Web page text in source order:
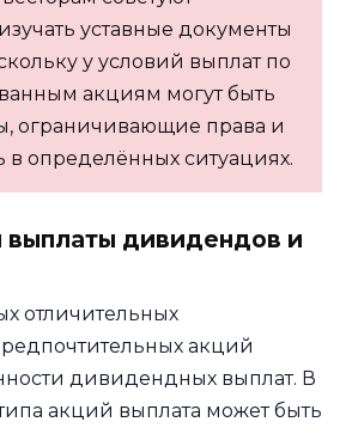
уставные документы
у условий выплат по
акциям могут быть
ограничивающие права и
в определённых ситуациях.
выплаты дивидендов и
отличительных
акций
дивидендных выплат. В
акций выплата может быть